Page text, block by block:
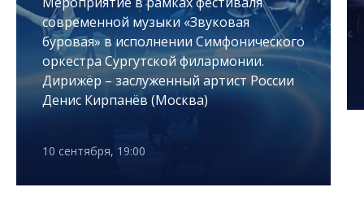
современной музыки «Звуковая
буровая» в исполнении Симфонического
оркестра Сургутской филармонии.
Дирижёр – заслуженный артист России
Денис Кирпанёв (Москва)
10 сентября, 19:00